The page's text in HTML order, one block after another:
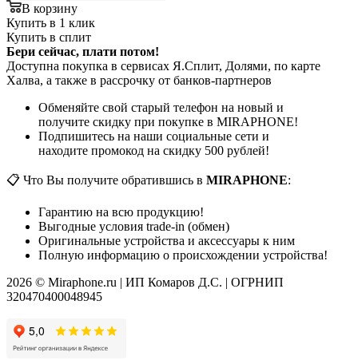
В корзину
Купить в 1 клик
Купить в сплит
Бери сейчас, плати потом!
Доступна покупка в сервисах Я.Сплит, Долями, по карте
Халва, а также в рассрочку от банков-партнеров
Обменяйте свой старый телефон на новый и
получите скидку при покупке в MIRAPHONE!
Подпишитесь на наши социальные сети и
находите промокод на скидку 500 рублей!
📋 Что Вы получите обратившись в MIRAPHONE:
Гарантию на всю продукцию!
Выгодные условия trade-in (обмен)
Оригинальные устройства и аксессуары к ним
Полную информацию о происхождении устройства!
2026 © Miraphone.ru | ИП Комаров Д.С. | ОГРНИП
320470400048945